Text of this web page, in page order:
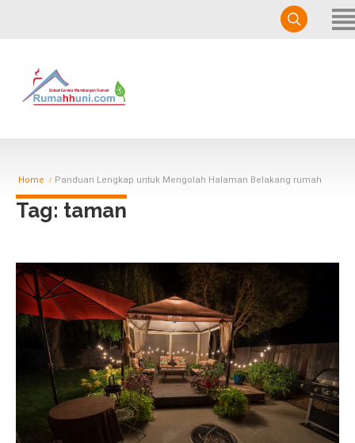
Home Panduan Lengkap untuk Mengolah Halaman Belakang rumah
Tag: taman